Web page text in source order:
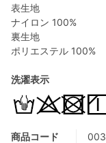
商品コード
表生地
ナイロン 100%
裏生地
ポリエステル 100%
洗濯表示